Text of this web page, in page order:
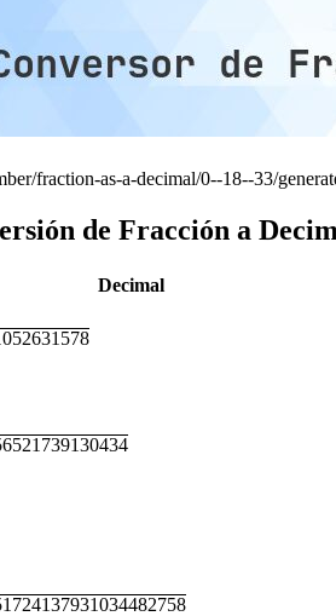
fraction-as-a-decimal/0--18--33/
de Fracción a
Decimal